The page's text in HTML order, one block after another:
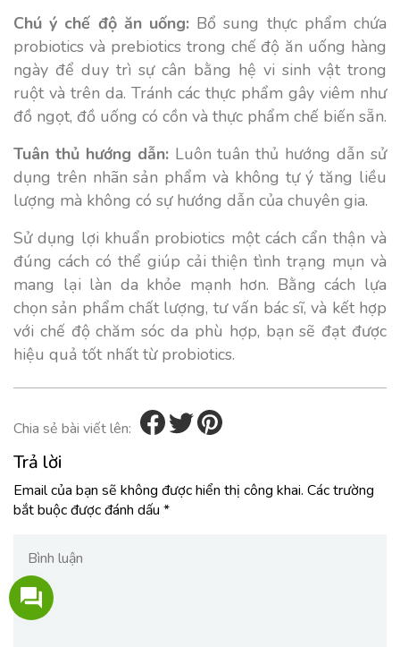
Chú ý chế độ ăn uống: Bổ sung thực phẩm chứa
probiotics và prebiotics trong chế độ ăn uống hàng
ngày để duy trì sự cân bằng hệ vi sinh vật trong
ruột và trên da. Tránh các thực phẩm gây viêm như
đồ ngọt, đồ uống có cồn và thực phẩm chế biến sẵn.
Tuân thủ hướng dẫn:Luôn tuân thủ hướng dẫn sử
dụng trên nhãn sản phẩm và không tự ý tăng liều
lượng mà không có sự hướng dẫn của chuyên gia.
Sử dụng lợi khuẩn probiotics một cách cẩn thận và
đúng cách có thể giúp cải thiện tình trạng mụn và
mang lại làn da khỏe mạnh hơn. Bằng cách lựa
chọn sản phẩm chất lượng, tư vấn bác sĩ, và kết hợp
với chế độ chăm sóc da phù hợp, bạn sẽ đạt được
hiệu quả tốt nhất từ probiotics.
Chia sẻ bài viết lên:
Trả lời
Email của bạn sẽ không được hiển thị công khai. Các trường
bắt buộc được đánh dấu *